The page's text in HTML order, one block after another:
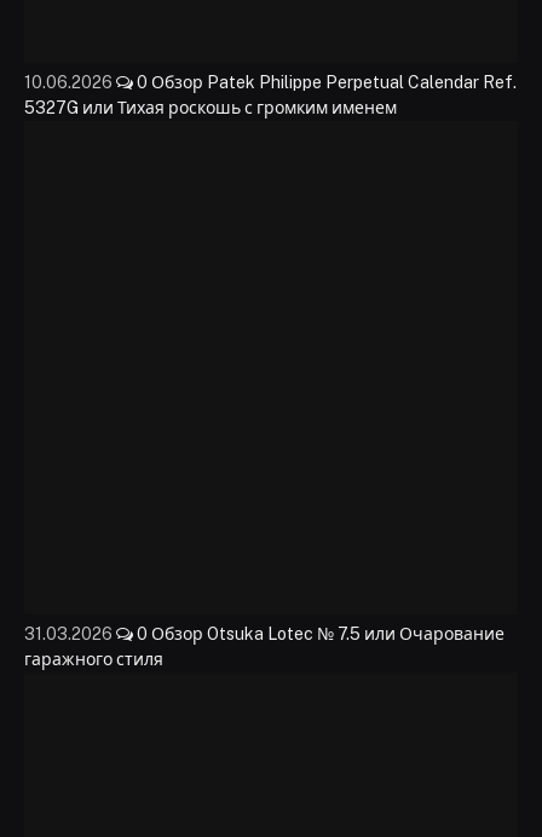
10.06.2026 0 Обзор Patek Philippe Perpetual Calendar Ref.
5327G или Тихая роскошь с громким именем
31.03.2026 0 Обзор Otsuka Lotec № 7.5 или Очарование
гаражного стиля